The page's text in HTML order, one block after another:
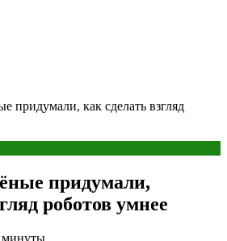
придумали, как сделать взгляд
придумали,
роботов умнее
минуты